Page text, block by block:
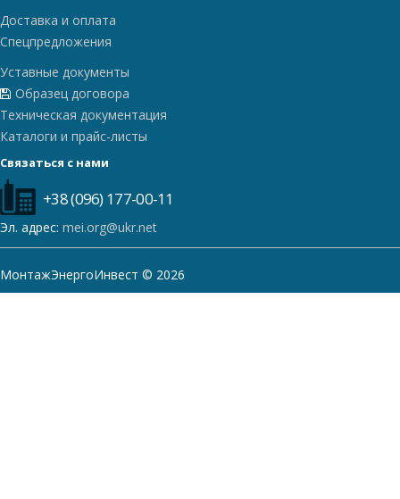
Доставка и оплата
Спецпредложения
Уставные документы
Образец договора
Техническая документация
Каталоги и прайс-листы
Связаться с нами
+38 (096) 177-00-11
Эл. адрес: mei.org@ukr.net
МонтажЭнергоИнвест © 2026